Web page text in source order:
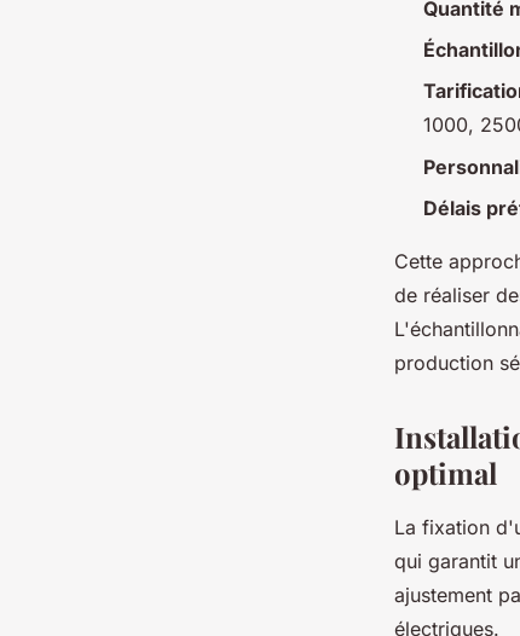
Quantité
1000,
Délais
Cette
de réaliser
production
optimal
La fixation
qui garantit
ajustement
électriques.